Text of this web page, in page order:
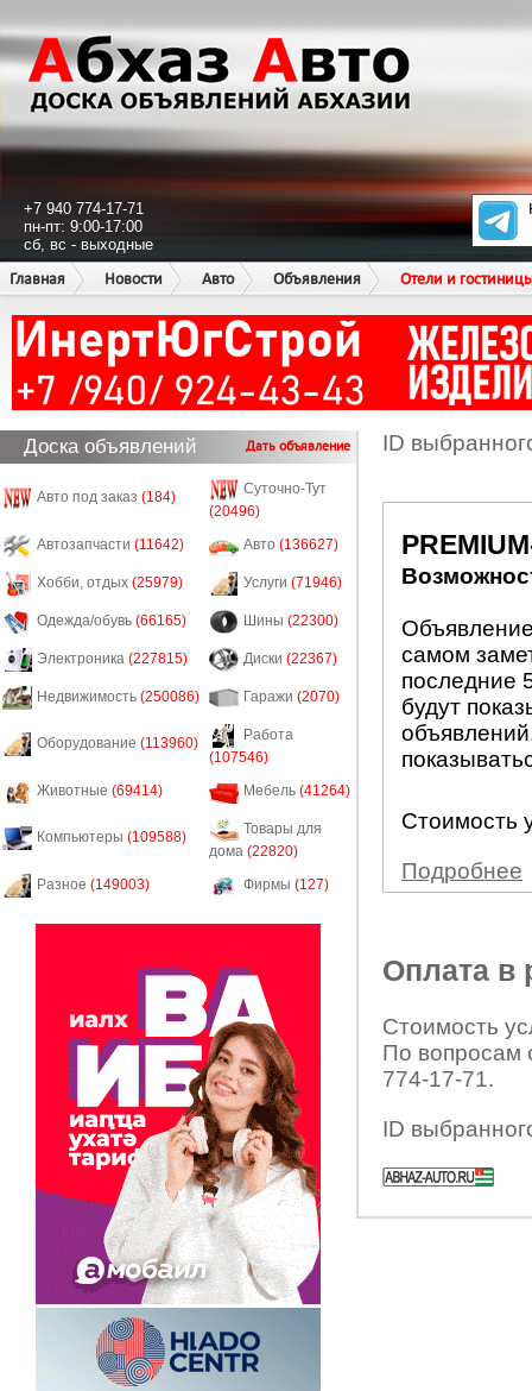
+7 940 774-17-71
пн-пт: 9:00-17:00
сб, вс - выходные
Главная
Новости Авто Объявления Отели и
Доска объявлений Дать объявление
Авто под заказ (184)
Суточно-Тут
(20496)
Автозапчасти (11642) Авто (136627)
Хобби, отдых (25979) Услуги (71946)
Одежда/обувь (66165) Шины (22300)
Электроника (227815) Диски (22367)
Недвижимость (250086) Гаражи (2070)
Оборудование (113960)
Работа
(107546)
Животные (69414) Мебель (41264)
Компьютеры (109588)
Товары для
дома (22820)
Разное (149003) Фирмы (127)
ID
самом
последние
будут
Стоимость
Подробнее
Оплата в
Стоимость
По вопросам
774-17-71.
ID